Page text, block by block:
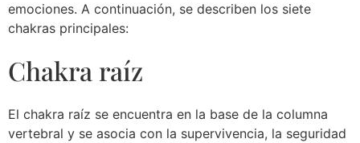
emociones. A continuación, se describen los siete
chakras principales:
Chakra raíz
El chakra raíz se encuentra en la base de la columna
vertebral y se asocia con la supervivencia, la seguridad